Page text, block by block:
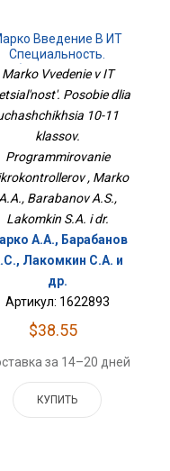
Введение В ИТ
Специальность.
Для Учащихся
Marko Vvedenie v IT
Posobie dlia
10-11
klassov.
Programmirovanie
, Marko
Barabanov A.S.,
Lakomkin S.A. i dr.
А.А., Барабанов
Лакомкин С.А. и
др.
Артикул: 1622893
$38.55
за 14–20 дней
КУПИТЬ